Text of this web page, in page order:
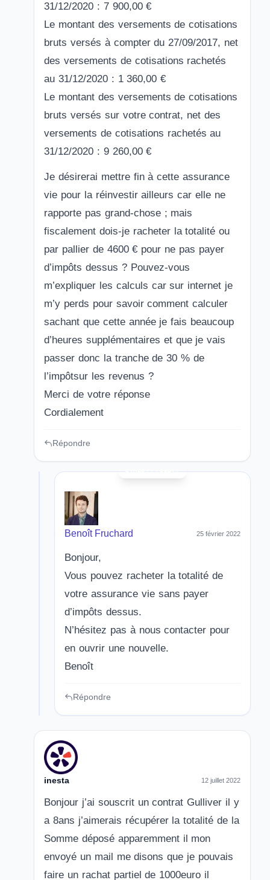
31/12/2020 : 7 900,00 €
Le montant des versements de cotisations
bruts versés à compter du 27/09/2017, net
des versements de cotisations rachetés
au 31/12/2020 : 1 360,00 €
Le montant des versements de cotisations
bruts versés sur votre contrat, net des
versements de cotisations rachetés au
31/12/2020 : 9 260,00 €
Je désirerai mettre fin à cette assurance
vie pour la réinvestir ailleurs car elle ne
rapporte pas grand-chose ; mais
fiscalement dois-je racheter la totalité ou
par pallier de 4600 € pour ne pas payer
d’impôts dessus ? Pouvez-vous
m’expliquer les calculs car sur internet je
m’y perds pour savoir comment calculer
sachant que cette année je fais beaucoup
d’heures supplémentaires et que je vais
passer donc la tranche de 30 % de
l’impôtsur les revenus ?
Merci de votre réponse
Cordialement
Répondre
Benoît Fruchard 25 février 2022
Bonjour,
Vous pouvez racheter la totalité de
votre assurance vie sans payer
d’impôts dessus.
N’hésitez pas à nous contacter pour
en ouvrir une nouvelle.
Benoît
Répondre
inesta 12 juillet 2022
Bonjour j’ai souscrit un contrat Gulliver il y
a 8ans j’aimerais récupérer la totalité de la
Somme déposé apparemment il mon
envoyé un mail me disons que je pouvais
faire un rachat partiel de 1000euro il